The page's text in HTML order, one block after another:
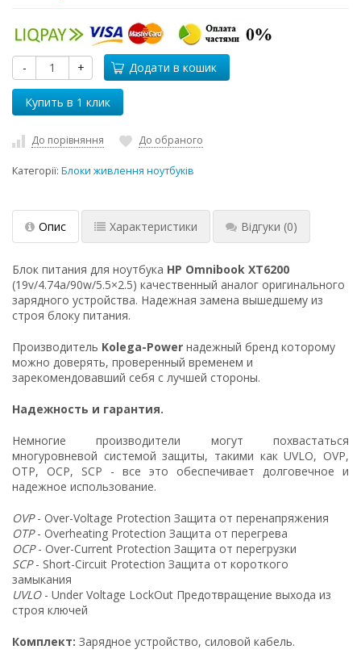
- + Додати в кошик
До порівняння До обраного
Категорії: Блоки живлення ноутбуків
Опис Характеристики Відгуки (0)
Блок питания для ноутбука HP Omnibook XT6200
(19v/4.74a/90w/5.5×2.5) качественный аналог оригинального
зарядного устройства. Надежная замена вышедшему из
строя блоку питания.
Производитель Kolega-Power надежный бренд которому
можно доверять, проверенный временем и
зарекомендовавший себя с лучшей стороны.
Надежность и гарантия.
Немногие производители могут похвастаться
многуровневой системой защиты, такими как UVLO, OVP,
OTP, OCP, SCP - все это обеспечивает долговечное и
надежное использование.
OVP- Over-Voltage Protection Защита от перенапряжения
OTP- Overheating Protection Защита от перегрева
OCP- Over-Current Protection Защита от перегрузки
SCP- Short-Circuit Protection Защита от короткого
замыкания
UVLO- Under Voltage LockOut Предотвращение выхода из
строя ключей
Комплект: Зарядное устройство, силовой кабель.